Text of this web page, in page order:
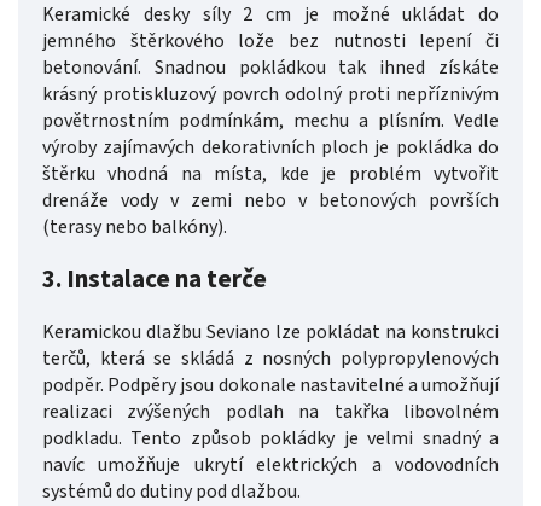
Keramické desky síly 2 cm je možné ukládat do
jemného štěrkového lože bez nutnosti lepení či
betonování. Snadnou pokládkou tak ihned získáte
krásný protiskluzový povrch odolný proti nepříznivým
povětrnostním podmínkám, mechu a plísním. Vedle
výroby zajímavých dekorativních ploch je pokládka do
štěrku vhodná na místa, kde je problém vytvořit
drenáže vody v zemi nebo v betonových površích
(terasy nebo balkóny).
3. Instalace na terče
Keramickou dlažbu Seviano lze pokládat na konstrukci
terčů, která se skládá z nosných polypropylenových
podpěr. Podpěry jsou dokonale nastavitelné a umožňují
realizaci zvýšených podlah na takřka libovolném
podkladu. Tento způsob pokládky je velmi snadný a
navíc umožňuje ukrytí elektrických a vodovodních
systémů do dutiny pod dlažbou.